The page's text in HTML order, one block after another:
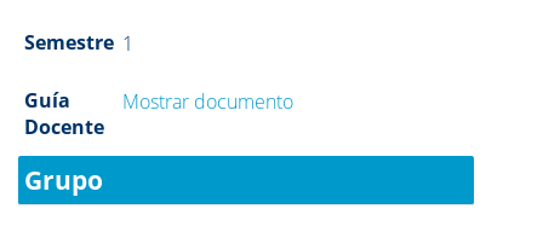
Semestre 1
Guía
Docente
Mostrar documento
Grupo